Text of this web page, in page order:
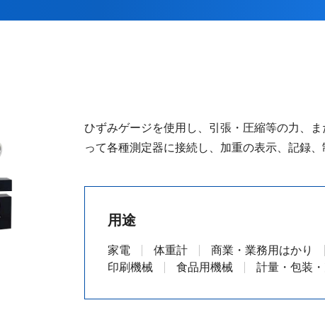
ひずみゲージを使用し、引張・圧縮等の力、
って各種測定器に接続し、加重の表示、記録、
用途
家電 体重計 商業・業務用はかり
印刷機械
食品用機械 計量・包装